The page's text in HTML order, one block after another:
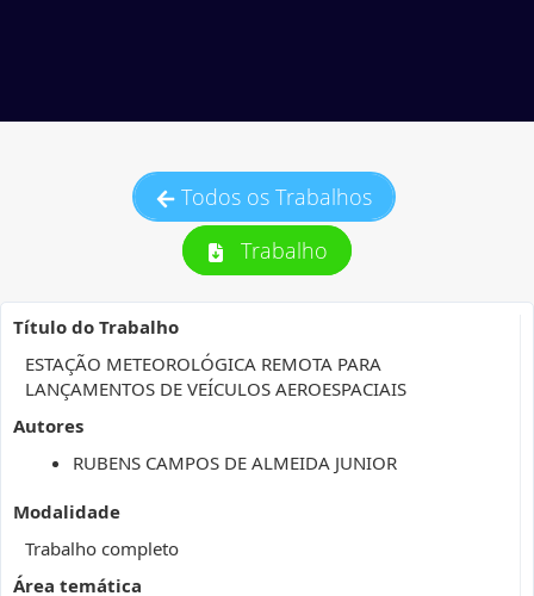
Todos os Trabalhos
Trabalho
Título do Trabalho
ESTAÇÃO METEOROLÓGICA REMOTA PARA
LANÇAMENTOS DE VEÍCULOS AEROESPACIAIS
Autores
RUBENS CAMPOS DE ALMEIDA JUNIOR
Modalidade
Trabalho completo
Área temática